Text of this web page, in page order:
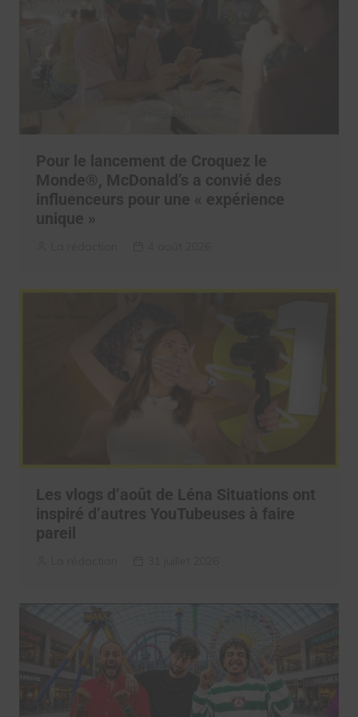
Pour le lancement de Croquez le
Monde®, McDonald’s a convié des
influenceurs pour une « expérience
unique »
Les vlogs d’août de Léna Situations ont
inspiré d’autres YouTubeuses à faire
pareil